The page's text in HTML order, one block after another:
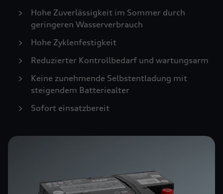
Hohe Zuverlässigkeit im Sommer durch
geringeren Wasserverbrauch
Hohe Zyklenfestigkeit
Reduzierter Kontrollbedarf und wartungsarm
Keine zunehmende Selbstentladung mit
steigendem Batteriealter
Sofort einsatzbereit